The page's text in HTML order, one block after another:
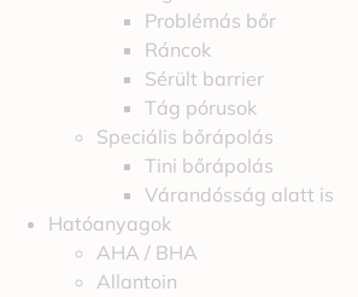
Problémás bőr
Ráncok
Sérült barrier
Tág pórusok
Speciális bőrápolás
Tini bőrápolás
Várandósság alatt is
Hatóanyagok
AHA / BHA
Allantoin